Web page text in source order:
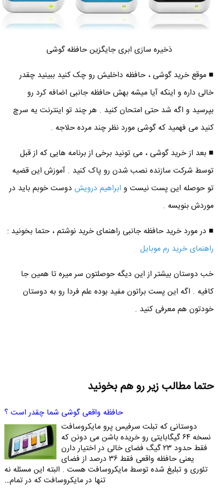
ذخیره سازی ابری جایگزین حافظه گوشی
■ موقع خرید گوشی ، حافظه داخلیش رو چک کنید ببینید چقدر
خالی داره و اینکه آیا میشه بهش حافظه جانبی اضافه کرد رو
بپرسید و اگه شد حتی امتحان کنید . هر چند تو اینترنت یه سرچ
کنید می فهمید که گوشی مورد نظر چند مرده حلاجه .
■ بعد از خرید گوشی ، می تونید برخی از برنامه هایی که از قبل
توسط شرکت سازنده نصب شدن رو پاک کنید . آموزش این قضیه
تو حوصله این پست نیست و ابراهیم درویشدوست خوبم باید در
موردش بنویسه .
■ در مورد خرید حافظه جانبی راهنمای خرید نوشتم ، حتما بخونید :
راهنمای خرید رم موبایل
خب دوستان بیشتر از این دیگه حوصلتون سر میره تا همین جا
کافیه . اگه این پست براتون مفید بوده علم فردا رو به دوستان
خودتون هم معرفی کنید .
حتما مطالب زیر رو هم بخونید
حافظه واقعی گوشی شما چقدر است ؟
دوستانی که تبلت سرفیس پرو مایکروسافت
نسخه ۶۴ گیگابایتی رو خریده باشن می دونن که
فقط حدود ۲۳ گیگ فضای خالی در اختیار دارن
یعنی حافظه واقعی فقط ۳۶ درصد از فضای
تئوری و تبلیغ شده توسط مایکروسافت هست . البته این مسئله نه
تنها در مایکروسافت که در تمام…